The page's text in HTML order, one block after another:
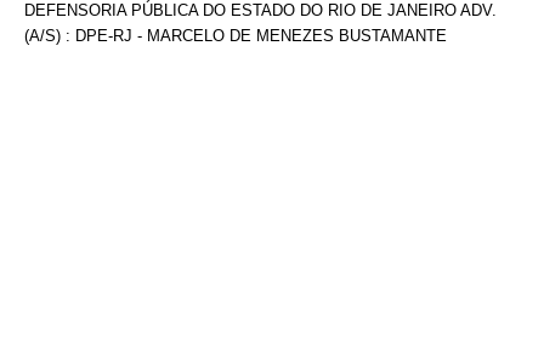
DEFENSORIA PÚBLICA DO ESTADO DO RIO DE JANEIRO ADV.
(A/S) : DPE-RJ - MARCELO DE MENEZES BUSTAMANTE